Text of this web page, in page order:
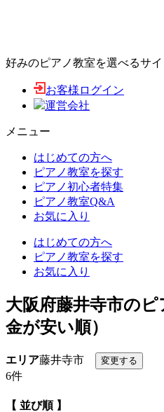
好みのピアノ教室を選べるサイ
お客様ログイン
運営会社
メニュー
はじめての方へ
ピアノ教室を探す
ピアノ初心者特集
ピアノ教室Q&A
お気に入り
はじめての方へ
ピアノ教室を探す
お気に入り
大阪府藤井寺市の
金が安い順）
エリア藤井寺市
6件
【 並び順 】